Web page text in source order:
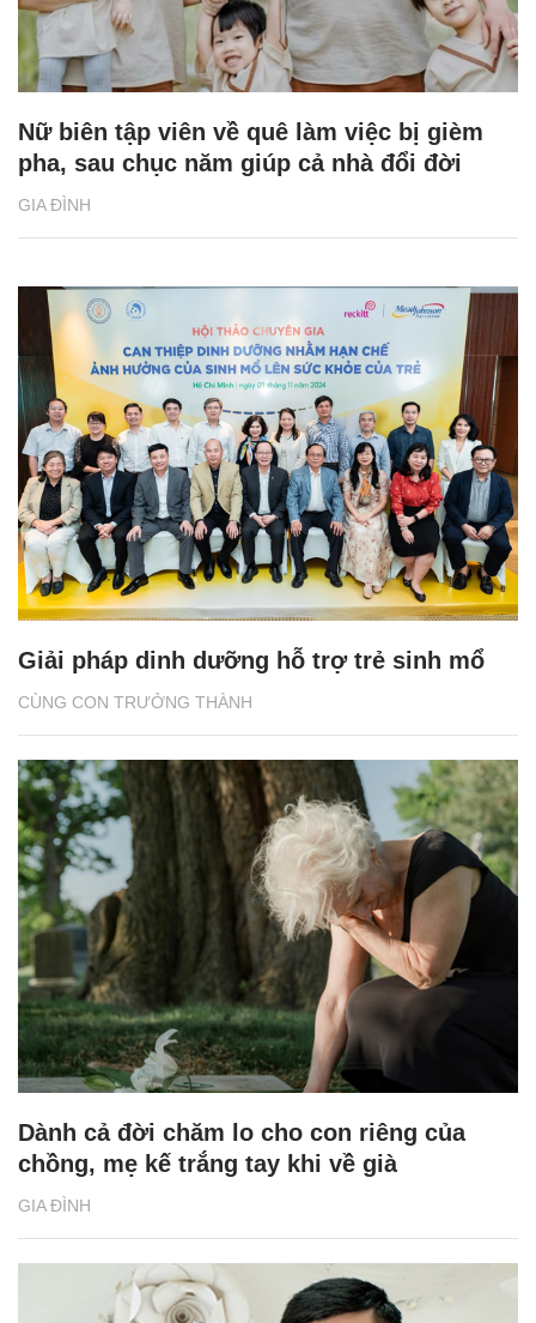
GIA ĐÌNH
Nữ biên tập viên về quê làm việc bị gièm
pha, sau chục năm giúp cả nhà đổi đời
CÙNG CON TRƯỞNG THÀNH
Giải pháp dinh dưỡng hỗ trợ trẻ sinh mổ
GIA ĐÌNH
Dành cả đời chăm lo cho con riêng của
chồng, mẹ kế trắng tay khi về già